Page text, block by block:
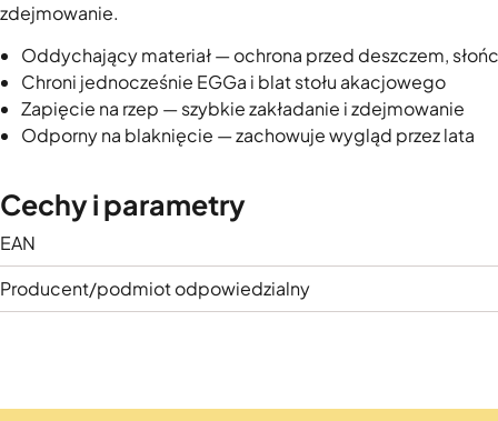
zdejmowanie.
Oddychający materiał — ochrona przed deszczem,
Chroni jednocześnie EGGa i blat stołu akacjowego
Zapięcie na rzep — szybkie zakładanie i zdejmowanie
Odporny na blaknięcie — zachowuje wygląd przez lata
Cechy i parametry
EAN
Producent/podmiot odpowiedzialny